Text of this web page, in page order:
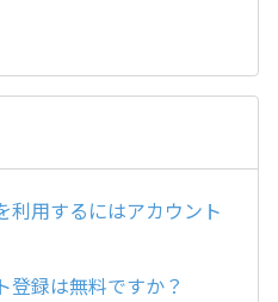
利用するにはアカウント
登録は無料ですか？